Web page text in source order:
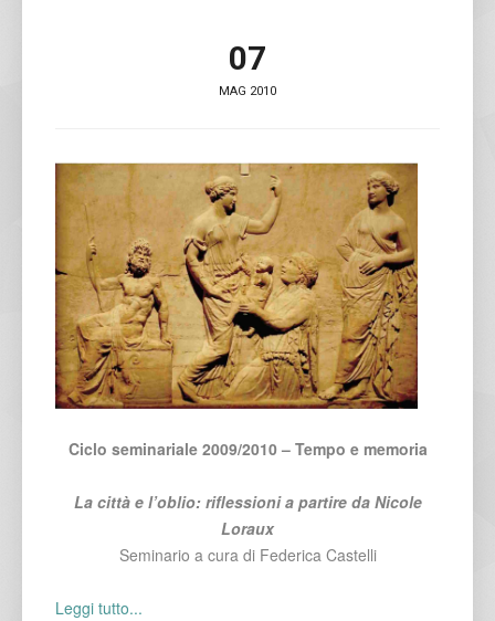
07
MAG 2010
Ciclo seminariale 2009/2010 – Tempo e memoria
La città e l’oblio: riflessioni a partire da Nicole
Loraux
Seminario a cura di Federica Castelli
Leggi tutto...